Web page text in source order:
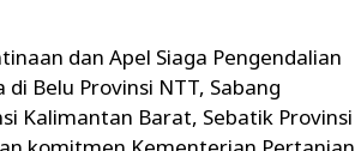
dan Apel Siaga Pengendalian
Belu Provinsi NTT, Sabang
Kalimantan Barat, Sebatik Provinsi